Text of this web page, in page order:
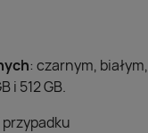
: czarnym, białym,
i 512 GB.